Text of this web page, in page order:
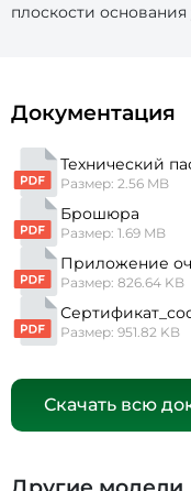
плоскости основания
Документация
Технический
Размер: 2.56 MB
Брошюра
Размер: 1.69 MB
Приложение
Размер: 826.64 KB
Размер: 951.82 KB
Скачать всю